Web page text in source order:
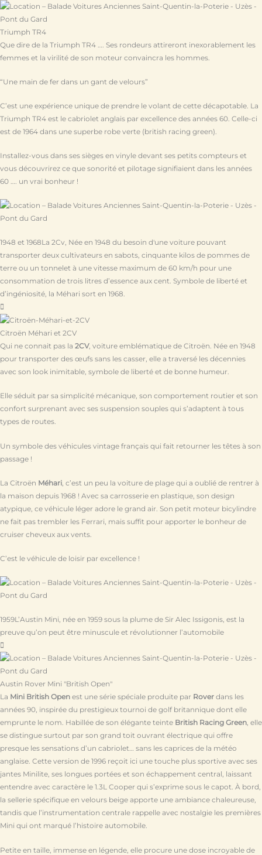
Triumph TR4
Que dire de la Triumph TR4 …. Ses rondeurs attireront inexorablement les
femmes et la virilité de son moteur convaincra les hommes.
“Une main de fer dans un gant de velours”
C’est une expérience unique de prendre le volant de cette décapotable. La
Triumph TR4 est le cabriolet anglais par excellence des années 60. Celle-ci
est de 1964 dans une superbe robe verte (british racing green).
Installez-vous dans ses sièges en vinyle devant ses petits compteurs et
vous découvrirez ce que sonorité et pilotage signifiaient dans les années
60 …. un vrai bonheur !
1948 et 1968La 2Cv, Née en 1948 du besoin d'une voiture pouvant
transporter deux cultivateurs en sabots, cinquante kilos de pommes de
terre ou un tonnelet à une vitesse maximum de 60 km/h pour une
consommation de trois litres d’essence aux cent. Symbole de liberté et
d’ingéniosité, la Méhari sort en 1968.
Citroën Méhari et 2CV
Qui ne connait pas la 2CV, voiture emblématique de Citroën. Née en 1948
pour transporter des œufs sans les casser, elle a traversé les décennies
avec son look inimitable, symbole de liberté et de bonne humeur.
Elle séduit par sa simplicité mécanique, son comportement routier et son
confort surprenant avec ses suspension souples qui s’adaptent à tous
types de routes.
Un symbole des véhicules vintage français qui fait retourner les têtes à son
passage !
La Citroën Méhari , c’est un peu la voiture de plage qui a oublié de rentrer à
la maison depuis 1968 ! Avec sa carrosserie en plastique, son design
atypique, ce véhicule léger adore le grand air. Son petit moteur bicylindre
ne fait pas trembler les Ferrari, mais suffit pour apporter le bonheur de
cruiser cheveux aux vents.
C’est le véhicule de loisir par excellence !
1959L’Austin Mini, née en 1959 sous la plume de Sir Alec Issigonis, est la
preuve qu’on peut être minuscule et révolutionner l’automobile
Austin Rover Mini "British Open"
La Mini British Open est une série spéciale produite par Rover dans les
années 90, inspirée du prestigieux tournoi de golf britannique dont elle
emprunte le nom. Habillée de son élégante teinte British Racing Green, elle
se distingue surtout par son grand toit ouvrant électrique qui offre
presque les sensations d’un cabriolet… sans les caprices de la météo
anglaise. Cette version de 1996 reçoit ici une touche plus sportive avec ses
jantes Minilite, ses longues portées et son échappement central, laissant
entendre avec caractère le 1.3L Cooper qui s’exprime sous le capot. À bord,
la sellerie spécifique en velours beige apporte une ambiance chaleureuse,
tandis que l’instrumentation centrale rappelle avec nostalgie les premières
Mini qui ont marqué l’histoire automobile.
Petite en taille, immense en légende, elle procure une dose incroyable de